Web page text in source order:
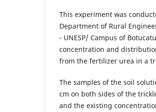
This experiment was
Department of Rural
- UNESP/ Campus of
concentration and
from the fertilizer urea in a
The samples of the soil
cm on both sides of the
and the existing